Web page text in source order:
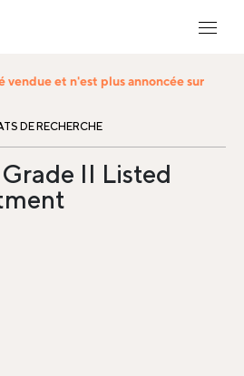
et n'est plus annoncée sur
DE RECHERCHE
II Listed